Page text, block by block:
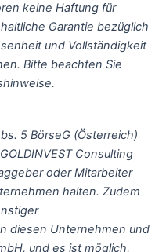
keine Haftung für
Garantie bezüglich
und Vollständigkeit
Bitte beachten Sie
5 BörseG (Österreich)
Consulting
oder Mitarbeiter
halten. Zudem
diesen Unternehmen und
und es ist möglich,